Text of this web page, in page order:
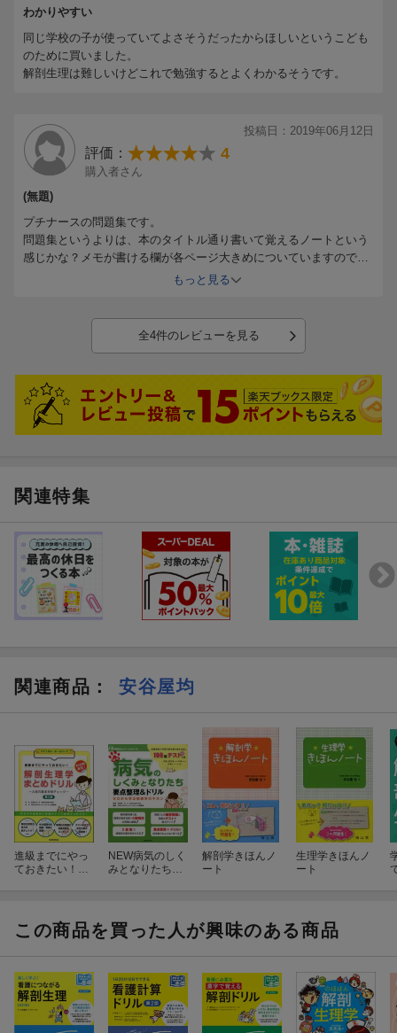
わかりやすい
同じ学校の子が使っていてよさそうだったからほしいというこども
のために買いました。
解剖生理は難しいけどこれで勉強するとよくわかるそうです。
投稿日：2019年06月12日
評価： 4
購入者さん
(無題)
プチナースの問題集です。
問題集というよりは、本のタイトル通り書いて覚えるノートという
感じかな？メモが書ける欄が各ページ大きめについていますので、
問題量はさほど多くはないです。あくまで最低限の
用として使ってます。問題を沢山解きたい方にはあまりオススメで
もっと見る
全4件のレビューを見る
関連特集
関連商品 ： 安谷屋均
進級までにやっ
ておきたい！解
NEW病気のしく
みとなりたち要
解剖学きほんノ
ート
生理学きほんノ
ート
この商品を買った人が興味のある商品